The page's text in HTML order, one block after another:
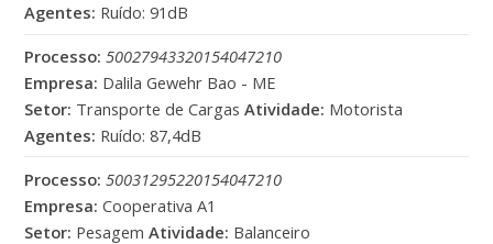
Agentes: Ruído: 91dB
Processo: 50027943320154047210
Empresa: Dalila Gewehr Bao - ME
Setor: Transporte de Cargas Atividade: Motorista
Agentes: Ruído: 87,4dB
Processo: 50031295220154047210
Empresa: Cooperativa A1
Setor: Pesagem Atividade: Balanceiro